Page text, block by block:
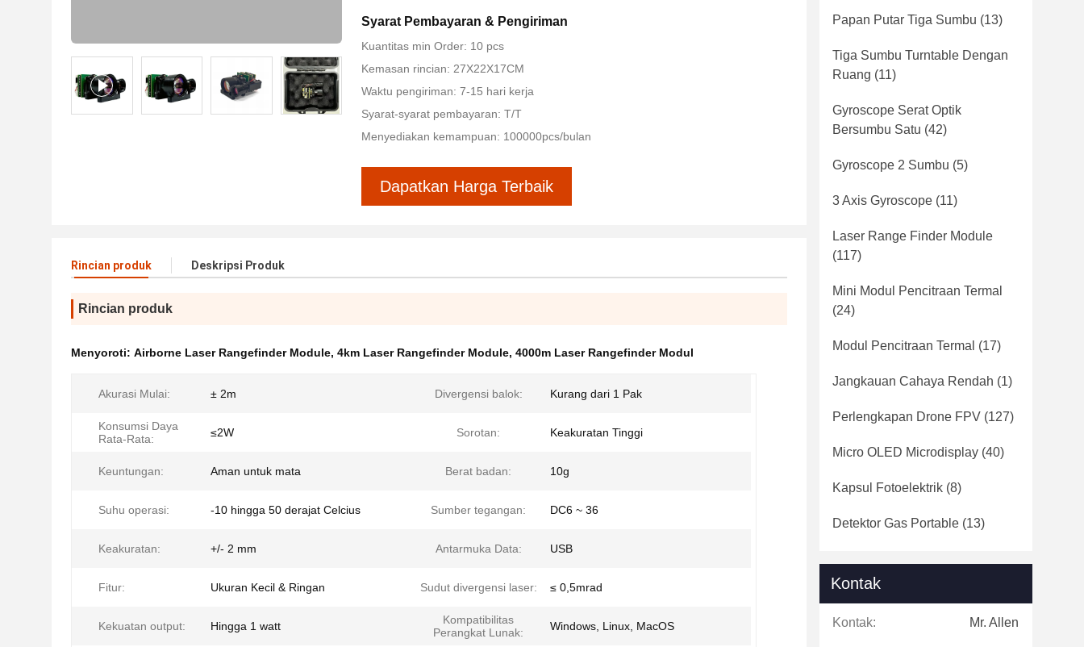
Syarat Pembayaran & Pengiriman
Kuantitas min Order: 10 pcs
Kemasan rincian: 27X22X17CM
Waktu pengiriman: 7-15 hari kerja
Syarat-syarat pembayaran: T/T
Menyediakan kemampuan: 100000pcs/bulan
Dapatkan Harga Terbaik
Rincian produk Deskripsi Produk
Rincian produk
Menyoroti: Airborne Laser Rangefinder Module, 4km Laser Rangefinder Module, 4000m Laser Rangefinder Modul
Akurasi Mulai: ± 2m Divergensi balok: Kurang dari 1 Pak
Konsumsi Daya
Rata-Rata:
≤2W Sorotan: Keakuratan Tinggi
Keuntungan: Aman untuk mata Berat badan: 10g
Suhu operasi: -10 hingga 50 derajat Celcius Sumber tegangan: DC6 ~ 36
Keakuratan: +/- 2 mm Antarmuka Data: USB
Fitur: Ukuran Kecil & Ringan Sudut divergensi laser: ≤ 0,5mrad
Kekuatan output: Hingga 1 watt
Kompatibilitas
Perangkat Lunak:
Windows, Linux, MacOS
Papan Putar Tiga Sumbu (13)
Tiga Sumbu Turntable Dengan
Ruang (11)
Gyroscope Serat Optik
Bersumbu Satu (42)
Gyroscope 2 Sumbu (5)
3 Axis Gyroscope (11)
Laser Range Finder Module
(117)
Mini Modul Pencitraan Termal
(24)
Modul Pencitraan Termal (17)
Jangkauan Cahaya Rendah (1)
Perlengkapan Drone FPV (127)
Micro OLED Microdisplay (40)
Kapsul Fotoelektrik (8)
Detektor Gas Portable (13)
Kontak
Kontak: Mr. Allen